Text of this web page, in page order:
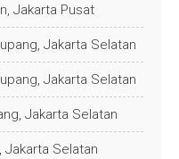
Jakarta Pusat
Jakarta Selatan
Jakarta Selatan
Jakarta Selatan
Jakarta Selatan